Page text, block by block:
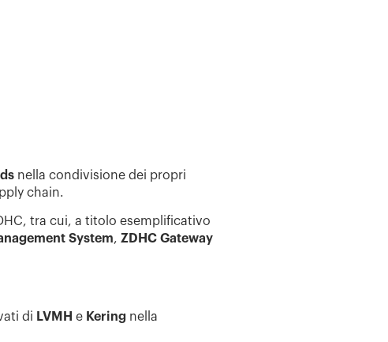
nella condivisione dei propri
chain.
tra cui, a titolo esemplificativo
System, ZDHC Gateway
di LVMH e Kering nella